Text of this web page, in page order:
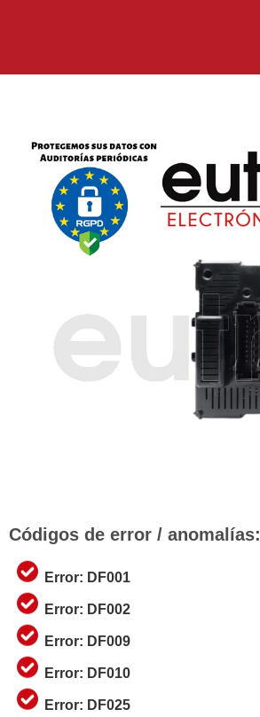
Códigos de error / anomalías:
Error: DF001
Error: DF002
Error: DF009
Error: DF010
Error: DF025